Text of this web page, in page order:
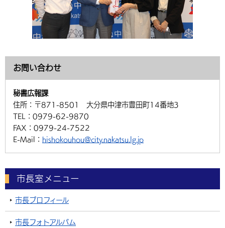
お問い合わせ
秘書広報課
住所： 〒871-8501 大分県中津市豊田町14番地3
TEL： 0979-62-9870
FAX： 0979-24-7522
E-Mail： hishokouhou@city.nakatsu.lg.jp
市長室メニュー
市長プロフィール
市長フォトアルバム